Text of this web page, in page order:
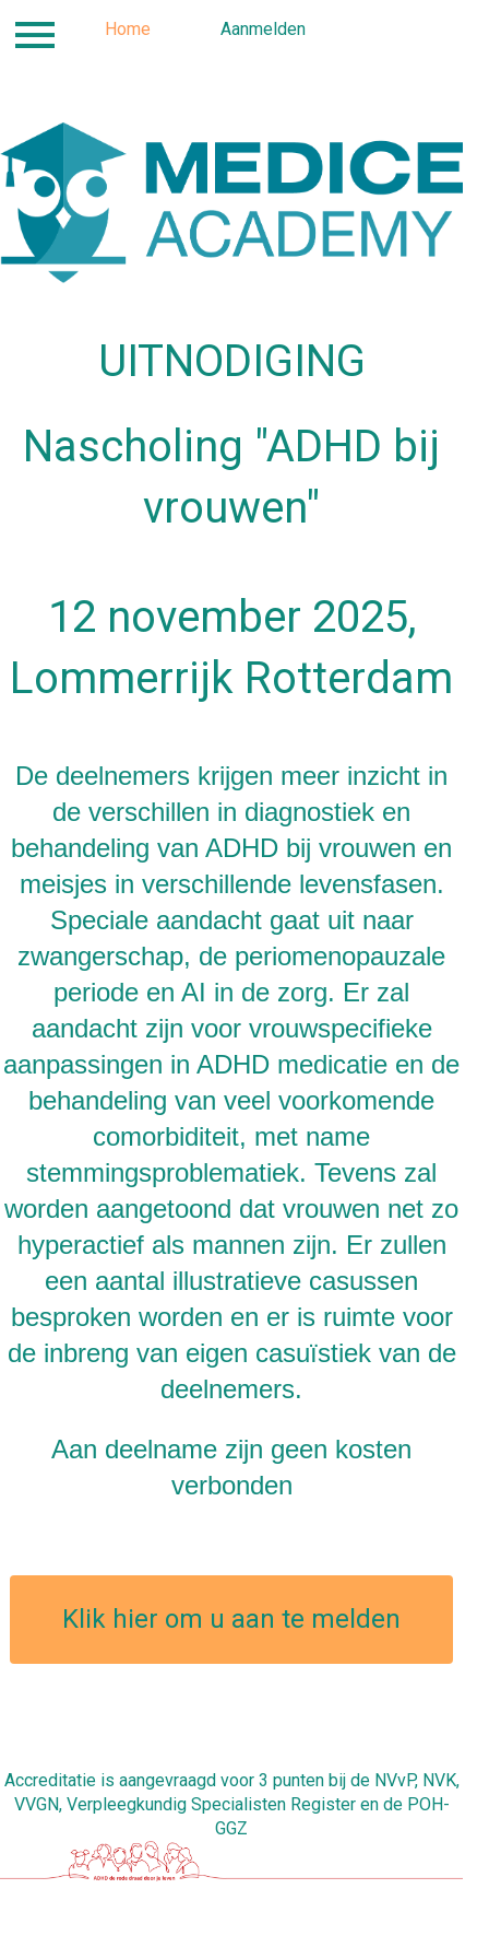
Locatie
Contact
Inloggen Home Aanmelden
UITNODIGING
Nascholing "ADHD bij
vrouwen"​
12 november 2025,
Lommerrijk Rotterdam
De deelnemers krijgen meer inzicht in
de verschillen in diagnostiek en
behandeling van ADHD bij vrouwen en
meisjes in verschillende levensfasen.
Speciale aandacht gaat uit naar
zwangerschap, de periomenopauzale
periode en AI in de zorg. Er zal
aandacht zijn voor vrouwspecifieke
aanpassingen in ADHD medicatie en de
behandeling van veel voorkomende
comorbiditeit, met name
stemmingsproblematiek. Tevens zal
worden aangetoond dat vrouwen net zo
hyperactief als mannen zijn. Er zullen
een aantal illustratieve casussen
besproken worden en er is ruimte voor
de inbreng van eigen casuïstiek van de
deelnemers.
Aan deelname zijn geen kosten
verbonden
Klik hier om u aan te melden
Accreditatie is aangevraagd voor 3 punten bij de NVvP, NVK,
VVGN, Verpleegkundig Specialisten Register en de POH-
GGZ